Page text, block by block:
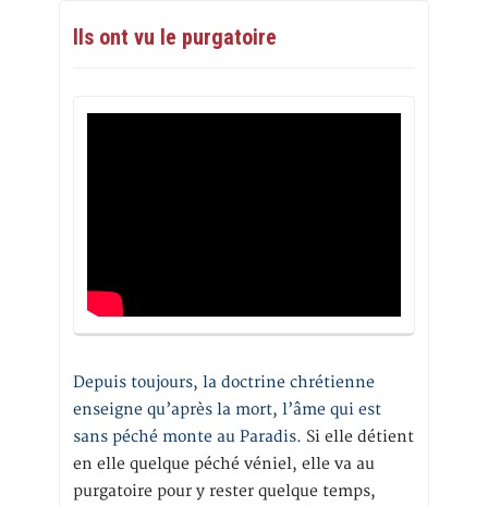
Ils ont vu le purgatoire
Depuis toujours, la doctrine chrétienne
enseigne qu’après la mort, l’âme qui est
sans péché monte au Paradis. Si elle détient
en elle quelque péché véniel, elle va au
purgatoire pour y rester quelque temps,